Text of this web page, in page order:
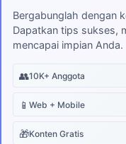
Bergabunglah dengan
Dapatkan tips sukses,
mencapai impian Anda.
👥10K+ Anggota
📱 Web + Mobile
🎁Konten Gratis